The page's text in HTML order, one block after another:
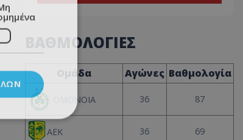
ΒΑΘΜΟΛΟΓΙΕΣ
Ομάδα Αγώνες Βαθμολογία
ΟΜΟΝΟΙΑ 36 87
ΑΕΚ 36 69